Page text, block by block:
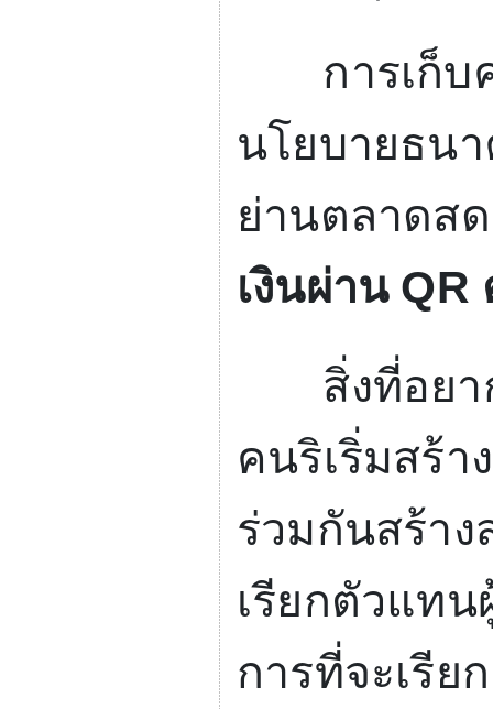
การเก็บค่
นโยบายธน
ย่านตลาดส
เงินผ่าน QR
สิ่งที่อยาก
คนริเริ่มสร้
ร่วมกันสร้าง
เรียกตัวแท
การที่จะเรีย